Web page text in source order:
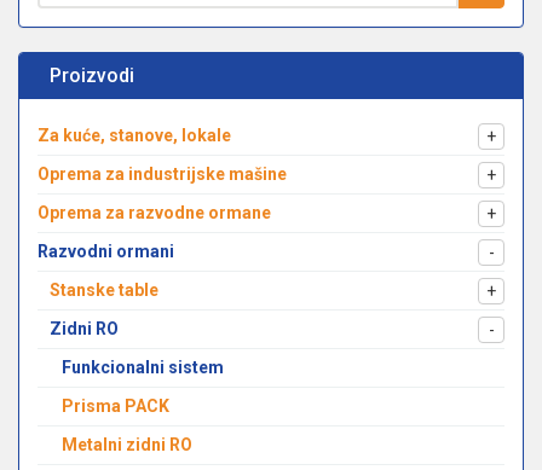
Proizvodi
Za kuće, stanove, lokale
+
Oprema za industrijske mašine
+
Oprema za razvodne ormane
+
Razvodni ormani
-
Stanske table
+
Zidni RO
-
Funkcionalni sistem
Prisma PACK
Metalni zidni RO